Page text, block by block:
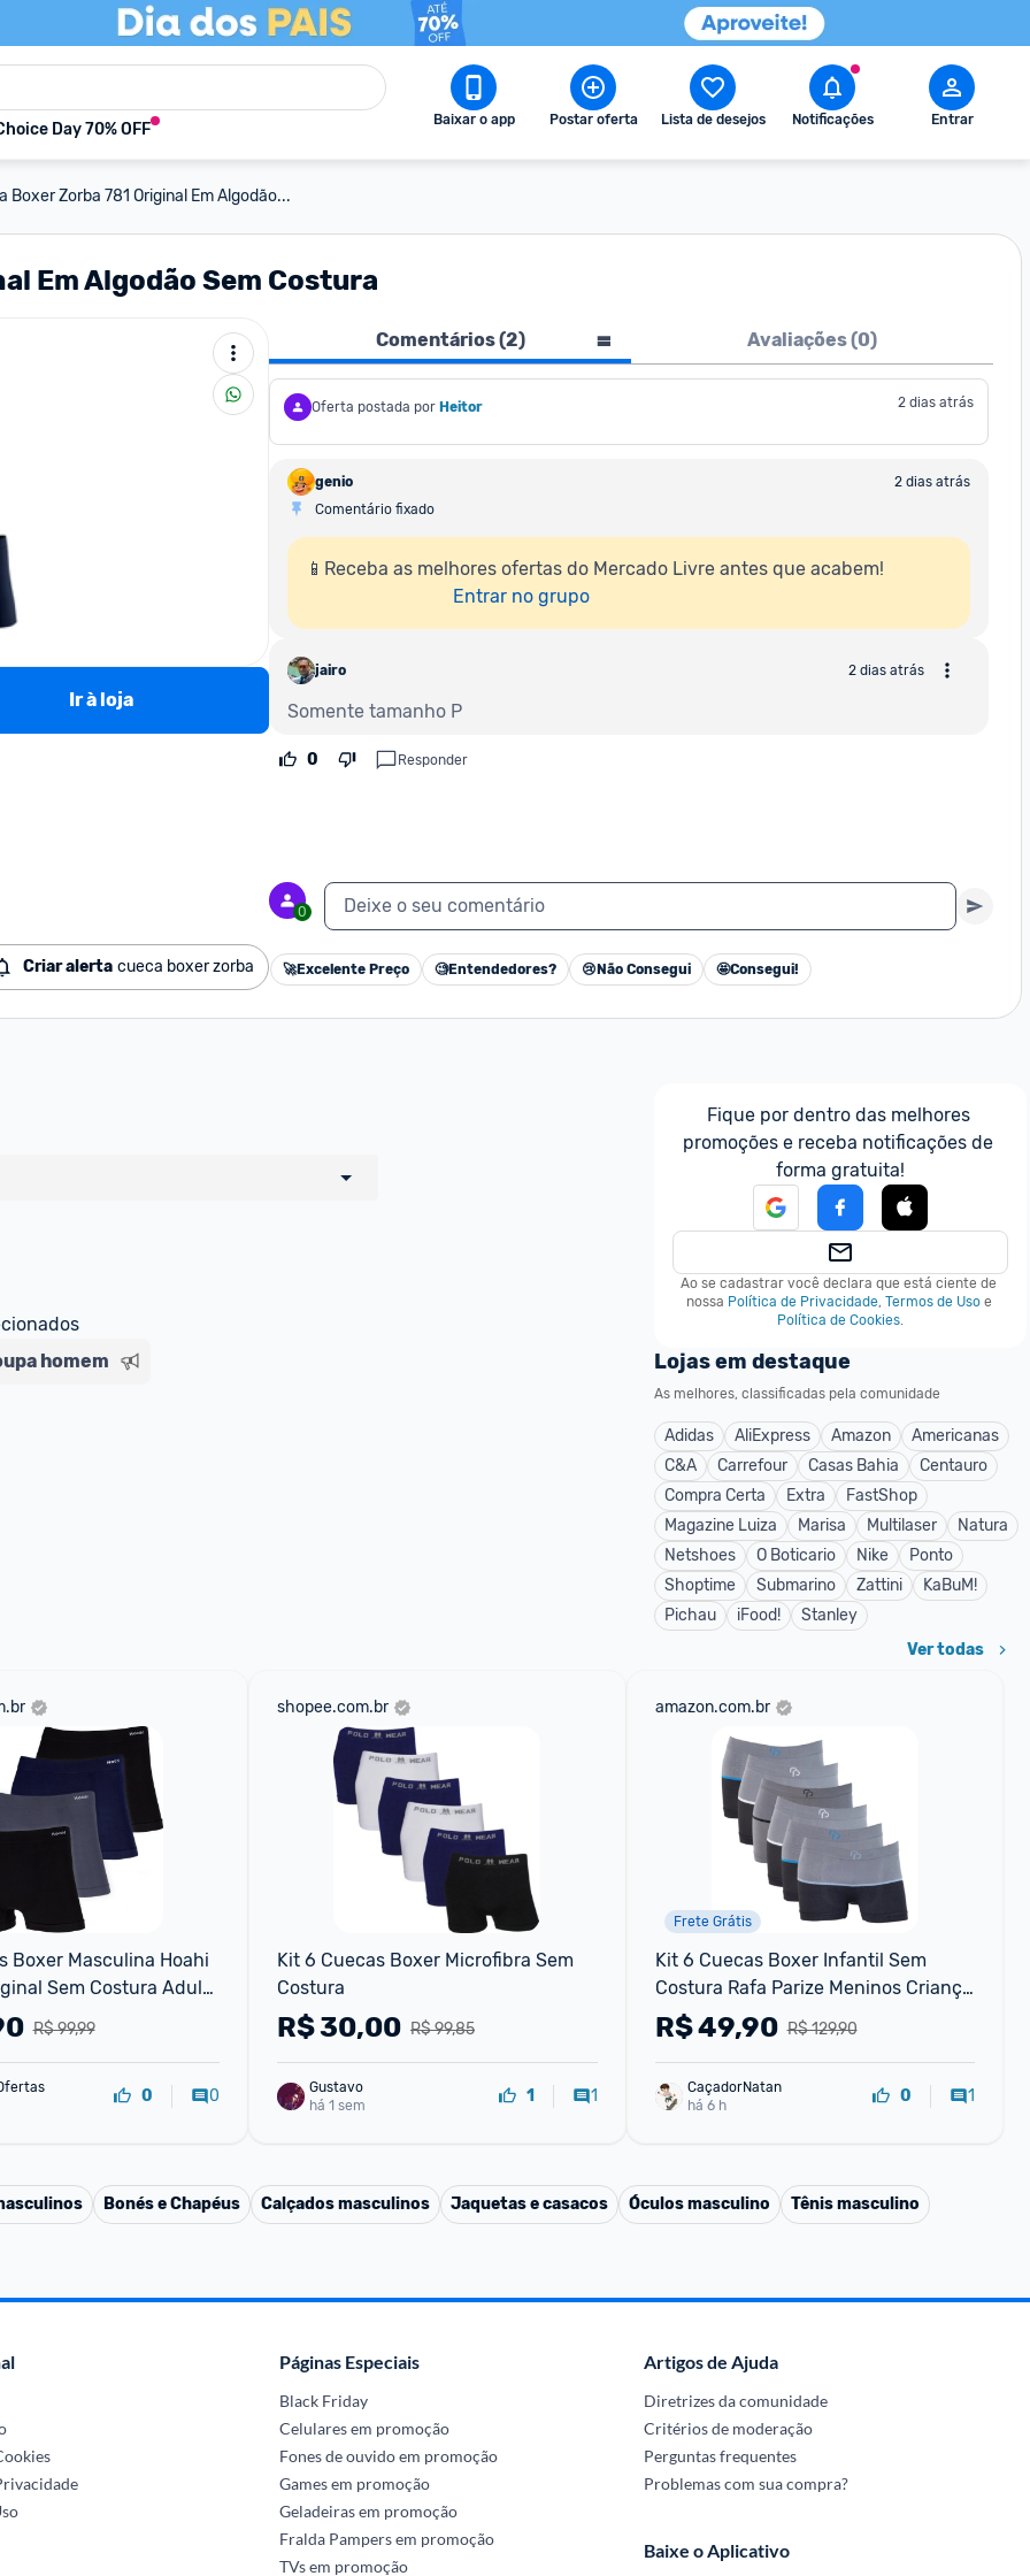
Day 70% OFF Baixar o app Postar oferta Lista de desejos Notificações Entrar
Boxer Zorba 781 Original Em Algodão...
Em Algodão Sem Costura
Ir à loja
Criar alerta cueca boxer zorba
Comentários (2) Avaliações (0)
Oferta postada por Heitor 2 dias atrás
genio
2 dias atrás
Comentário fixado
📱Receba as melhores ofertas do Mercado Livre antes que acabem!
Entrar no grupo
jairo 2 dias atrás
Somente tamanho P
0 Responder
0 Deixe o seu comentário
🚀Excelente Preço 🧐Entendedores? 😢 Não Consegui 🤩Consegui!
um marketplace, nós indicamos no
sinalizamos através da tag
homem
Fique por dentro das melhores
promoções e receba notificações de
forma gratuita!
Ao se cadastrar você declara que está ciente de
nossa Política de Privacidade, Termos de Uso e
Política de Cookies.
Lojas em destaque
As melhores, classificadas pela comunidade
Adidas AliExpress Amazon
Americanas
C&A
Carrefour Casas Bahia
Centauro
Compra Certa
Extra
FastShop
Magazine Luiza
Marisa Multilaser
Natura
Netshoes
O Boticario Nike
Ponto
Shoptime
Submarino Zattini
KaBuM!
Pichau
iFood! Stanley
Ver todas
Boxer Masculina Hoahi
Sem Costura Adulto
- Preto+Marinho
R$ 99,99
0 0
shopee.com.br
Kit 6 Cuecas Boxer Microfibra Sem
Costura
R$ 99,85
R$30,00
Gustavo
há 1 sem
1 1
amazon.com.br
Frete Grátis
Kit 6 Cuecas Boxer Infantil Sem
Costura Rafa Parize Meninos Criança
Microfibra Sortida (BR Alfa G Sortido)
R$ 129,90
R$49,90
CaçadorNatan
há 6 h
0 1
Bonés e Chapéus Calçados masculinos Jaquetas e casacos Óculos masculino Tênis masculino
Páginas Especiais
Black Friday
Celulares em promoção
Fones de ouvido em promoção
Games em promoção
Geladeiras em promoção
Fralda Pampers em promoção
TVs em promoção
Artigos de Ajuda
Diretrizes da comunidade
Critérios de moderação
Perguntas frequentes
Problemas com sua compra?
Baixe o Aplicativo